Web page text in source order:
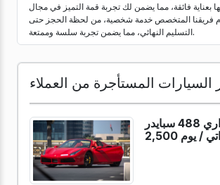
بعناية فائقة، مما يضمن لك تجربة قمة التميز في مجال
فريقنا المتخصص خدمة شخصية، من لحظة الحجز حتى
التسليم النهائي، مما يضمن تجربة سلسة وممتعة.
السيارات المستأجرة من العملاء
سبايدر
/يوم